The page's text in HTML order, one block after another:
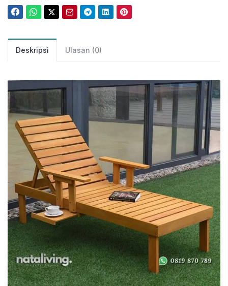
Deskripsi Ulasan (0)